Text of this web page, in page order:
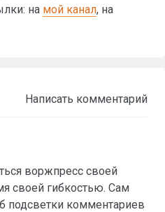
на мой канал, на
Написать комментарий
воржпресс своей
своей гибкостью. Сам
подсветки комментариев